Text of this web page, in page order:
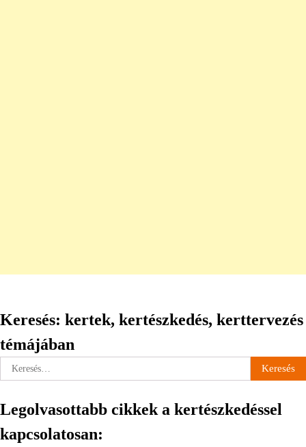
Keresés: kertek, kertészkedés, kerttervezés
témájában
Keresés:
Legolvasottabb cikkek a kertészkedéssel
kapcsolatosan: